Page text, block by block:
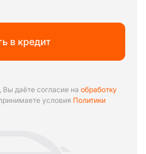
в кредит
даёте согласие на обработку
условия Политики